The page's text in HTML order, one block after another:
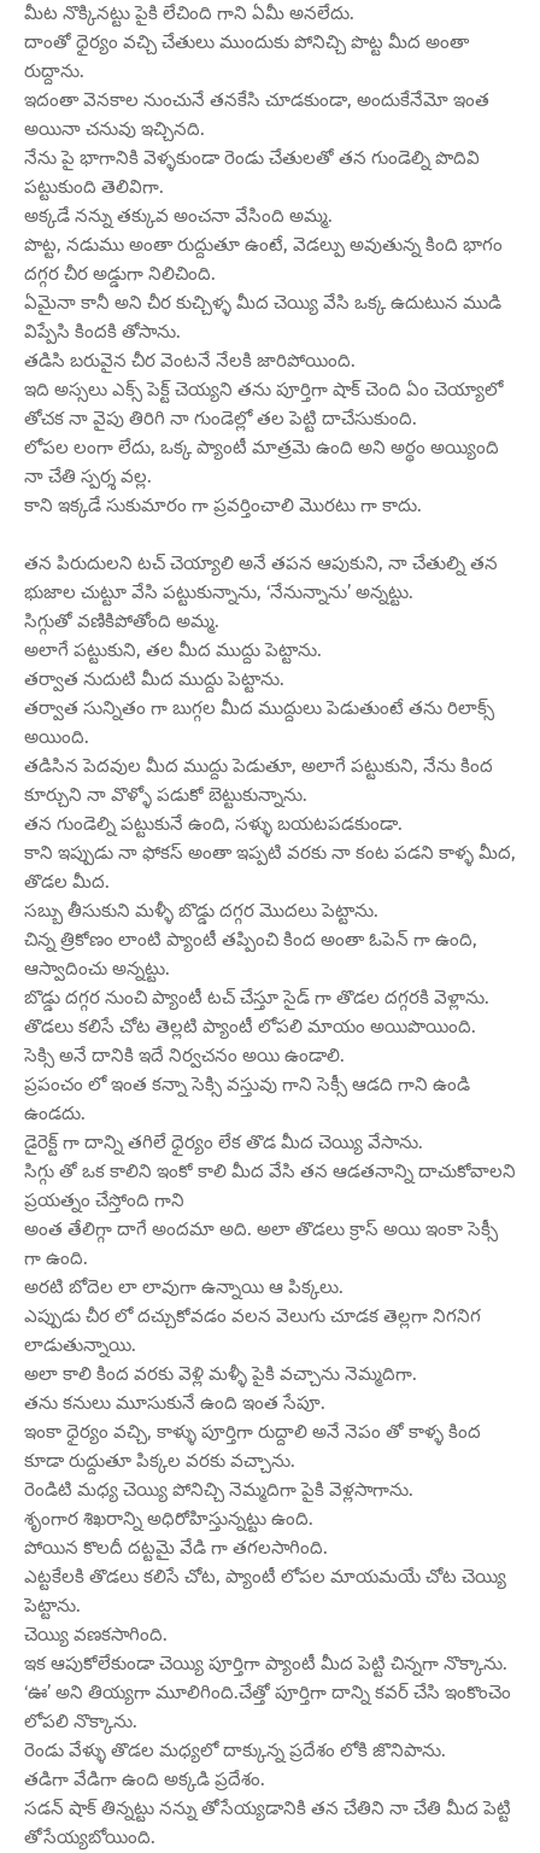
మీట నొక్కినట్టు పైకి లేచింది గాని ఏమీ అనలేదు.
దాంతో ధైర్యం వచ్చి చేతులు ముందుకు పోనిచ్చి పొట్ట మీద అంతా
రుద్దాను.
ఇదంతా వెనకాల నుంచునే తనకేసి చూడకుండా, అందుకేనేమో ఇంత
అయినా చనువు ఇచ్చినది.
నేను పై భాగానికి వెళ్ళకుండా రెండు చేతులతో తన గుండెల్ని పొదివి
పట్టుకుంది తెలివిగా.
అక్కడే నన్ను తక్కువ అంచనా వేసింది అమ్మ.
పొట్ట, నడుము అంతా రుద్దుతూ ఉంటే, వెడల్పు అవుతున్న కింది భాగం
దగ్గర చీర అడ్డుగా నిలిచింది.
ఏమైనా కానీ అని చీర కుచ్చిళ్ళ మీద చెయ్యి వేసి ఒక్క ఉదుటున ముడి
విప్పేసి కిందకి తోసాను.
తడిసి బరువైన చీర వెంటనే నేలకి జారిపోయింది.
ఇది అస్సలు ఎక్స్ పెక్ట్ చెయ్యని తను పూర్తిగా షాక్ చెంది ఏం చెయ్యాలో
తోచక నా వైపు తిరిగి నా గుండెల్లో తల పెట్టి దాచేసుకుంది.
లోపల లంగా లేదు, ఒక్క ప్యాంటీ మాత్రమె ఉంది అని అర్థం అయ్యింది
నా చేతి స్పర్శ వల్ల.
కాని ఇక్కడే సుకుమారం గా ప్రవర్తించాలి మొరటు గా కాదు.
తన పిరుదులని టచ్ చెయ్యాలి అనే తపన ఆపుకుని, నా చేతుల్ని తన
భుజాల చుట్టూ వేసి పట్టుకున్నాను, ‘నేనున్నాను’ అన్నట్టు.
సిగ్గుతో వణికిపోతోంది అమ్మ.
అలాగే పట్టుకుని, తల మీద ముద్దు పెట్టాను.
తర్వాత నుదుటి మీద ముద్దు పెట్టాను.
తర్వాత సున్నితం గా బుగ్గల మీద ముద్దులు పెడుతుంటే తను రిలాక్స్
అయింది.
తడిసిన పెదవుల మీద ముద్దు పెడుతూ, అలాగే పట్టుకుని, నేను కింద
కూర్చుని నా వొళ్ళో పడుకో బెట్టుకున్నాను.
తన గుండెల్ని పట్టుకునే ఉంది, సళ్ళు బయటపడకుండా.
కాని ఇప్పుడు నా ఫోకస్ అంతా ఇప్పటి వరకు నా కంట పడని కాళ్ళ మీద,
తొడల మీద.
సబ్బు తీసుకుని మళ్ళీ బొడ్డు దగ్గర మొదలు పెట్టాను.
చిన్న త్రికోణం లాంటి ప్యాంటీ తప్పించి కింద అంతా ఓపెన్ గా ఉంది,
ఆస్వాదించు అన్నట్టు.
బొడ్డు దగ్గర నుంచి ప్యాంటీ టచ్ చేస్తూ సైడ్ గా తొడల దగ్గరకి వెళ్లాను.
తొడలు కలిసే చోట తెల్లటి ప్యాంటీ లోపలి మాయం అయిపొయింది.
సెక్సి అనే దానికి ఇదే నిర్వచనం అయి ఉండాలి.
ప్రపంచం లో ఇంత కన్నా సెక్సి వస్తువు గాని సెక్సీ ఆడది గాని ఉండి
ఉండదు.
డైరెక్ట్ గా దాన్ని తగిలే ధైర్యం లేక తొడ మీద చెయ్యి వేసాను.
సిగ్గు తో ఒక కాలిని ఇంకో కాలి మీద వేసి తన ఆడతనాన్ని దాచుకోవాలని
ప్రయత్నం చేస్తోంది గాని
అంత తేలిగ్గా దాగే అందమా అది. అలా తొడలు క్రాస్ అయి ఇంకా సెక్సీ
గా ఉంది.
అరటి బోదెల లా లావుగా ఉన్నాయి ఆ పిక్కలు.
ఎప్పుడు చీర లో దచ్చుకోవడం వలన వెలుగు చూడక తెల్లగా నిగనిగ
లాడుతున్నాయి.
అలా కాలి కింద వరకు వెళ్లి మళ్ళీ పైకి వచ్చాను నెమ్మదిగా.
తను కనులు మూసుకునే ఉంది ఇంత సేపూ.
ఇంకా ధైర్యం వచ్చి, కాళ్ళు పూర్తిగా రుద్దాలి అనే నెపం తో కాళ్ళ కింద
కూడా రుద్దుతూ పిక్కల వరకు వచ్చాను.
రెండిటి మధ్య చెయ్యి పోనిచ్చి నెమ్మదిగా పైకి వెళ్లసాగాను.
శృంగార శిఖరాన్ని అధిరోహిస్తున్నట్టు ఉంది.
పోయిన కొలదీ దట్టమై వేడి గా తగలసాగింది.
ఎట్టకేలకి తొడలు కలిసే చోట, ప్యాంటీ లోపల మాయమయే చోట చెయ్యి
పెట్టాను.
చెయ్యి వణకసాగింది.
ఇక ఆపుకోలేకుండా చెయ్యి పూర్తిగా ప్యాంటీ మీద పెట్టి చిన్నగా నొక్కాను.
‘ఊ’ అని తియ్యగా మూలిగింది.చేత్తో పూర్తిగా దాన్ని కవర్ చేసి ఇంకొంచెం
లోపలి నొక్కాను.
రెండు వేళ్ళు తొడల మధ్యలో దాక్కున్న ప్రదేశం లోకి జొనిపాను.
తడిగా వేడిగా ఉంది అక్కడి ప్రదేశం.
సడన్ షాక్ తిన్నట్టు నన్ను తోసేయ్యడానికి తన చేతిని నా చేతి మీద పెట్టి
తోసేయ్యబోయింది.